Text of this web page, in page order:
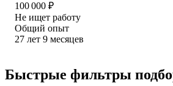
100 000 ₽
Не ищет работу
Общий опыт
27 лет 9 месяцев
Быстрые фильтры